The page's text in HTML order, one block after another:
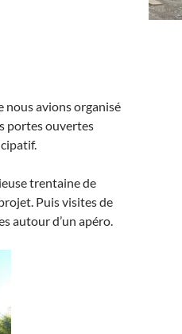
nous avions organisé
portes ouvertes
trentaine de
Puis visites de
autour d’un apéro.